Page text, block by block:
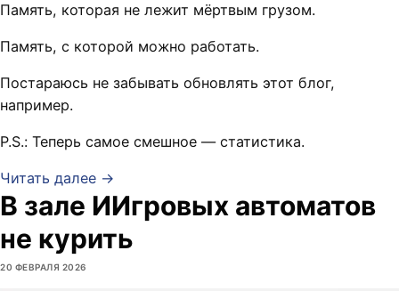
Память, которая не лежит мёртвым грузом.
Память, с которой можно работать.
Постараюсь не забывать обновлять этот блог,
например.
P.S.: Теперь самое смешное — статистика.
Читать далее →
В зале ИИгровых автоматов
не курить
20 ФЕВРАЛЯ 2026